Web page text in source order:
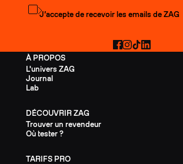
À PROPOS
L'univers ZAG
Journal
Lab
DÉCOUVRIR ZAG
Trouver un revendeur
Où tester ?
TARIFS PRO
S'abonner à la newsletter
J’accepte de recevoir les emails de ZAG
Facebook
Instagram
TikTokLinkedIn